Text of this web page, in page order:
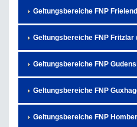
Geltungsbereiche FNP
Geltungsbereiche FNP Fritzlar
Geltungsbereiche FNP
Geltungsbereiche FNP
Geltungsbereiche FNP